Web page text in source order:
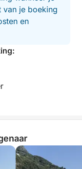
met uw
van je boeking
en